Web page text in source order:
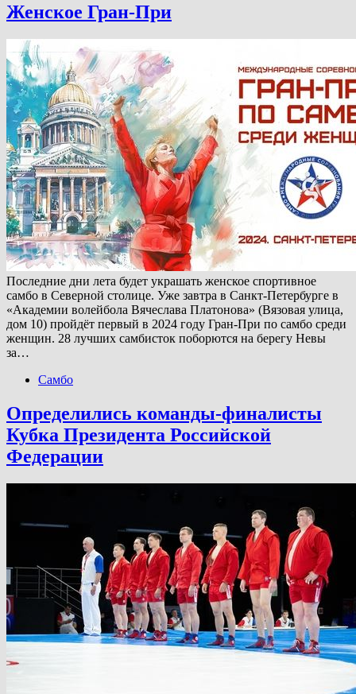
Женское Гран-При
Последние дни лета будет украшать женское спортивное
самбо в Северной столице. Уже завтра в Санкт-Петербурге в
«Академии волейбола Вячеслава Платонова» (Вязовая улица,
дом 10) пройдёт первый в 2024 году Гран-При по самбо среди
женщин. 28 лучших самбисток поборются на берегу Невы
за…
Самбо
Определились команды-финалисты
Кубка Президента Российской
Федерации